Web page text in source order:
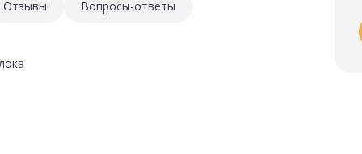
Отзывы Вопросы-ответы